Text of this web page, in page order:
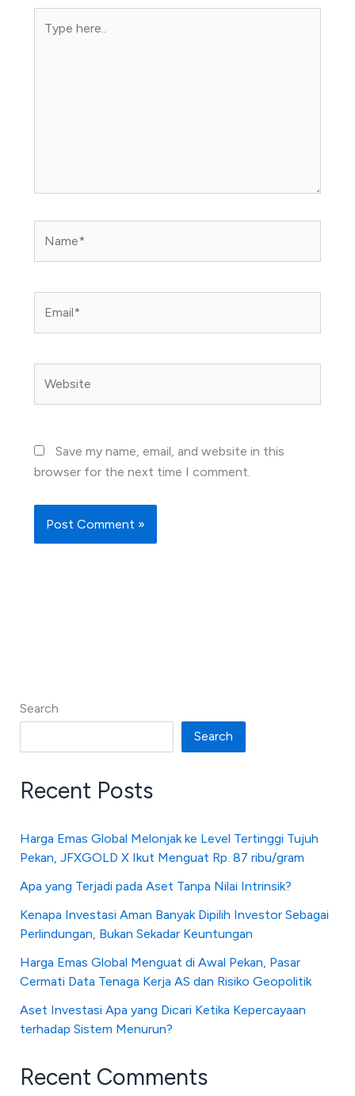
here..
Save my name, email, and website in this
browser for the next time I comment.
Search
Search
Recent Posts
Harga Emas Global Melonjak ke Level Tertinggi Tujuh
Pekan, JFXGOLD X Ikut Menguat Rp. 87 ribu/gram
Apa yang Terjadi pada Aset Tanpa Nilai Intrinsik?
Kenapa Investasi Aman Banyak Dipilih Investor Sebagai
Perlindungan, Bukan Sekadar Keuntungan
Harga Emas Global Menguat di Awal Pekan, Pasar
Cermati Data Tenaga Kerja AS dan Risiko Geopolitik
Aset Investasi Apa yang Dicari Ketika Kepercayaan
terhadap Sistem Menurun?
Recent Comments